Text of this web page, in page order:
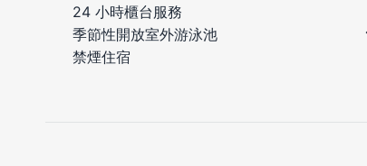
24 小時櫃台服務
季節性開放室外游泳池
禁煙住宿